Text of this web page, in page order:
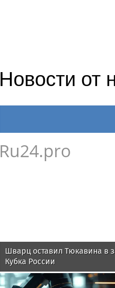
Новости от
Ru24.pro
Шварц оставил Тюкавина в
Кубка России